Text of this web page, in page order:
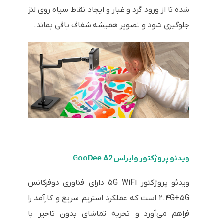
شده تا از ورود گرد و غبار و ایجاد نقاط سیاه روی لنز
جلوگیری شود و تصویر همیشه شفاف باقی بماند.
ویدئو پروژکتور وایرلس GooDee A2
ویدئو پروژکتور ۵G WiFi دارای فناوری دوفرکانس
۲.۴G+۵G است که عملکرد استریم سریع و کارآمد را
فراهم می‌آورد و تجربه تماشای بدون تاخیر با